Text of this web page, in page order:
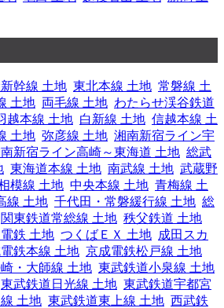
幹線 土地 東北本線 土地 常磐線 土
土地 両毛線 土地 わたらせ渓谷鉄道
越本線 土地 白新線 土地 信越本線 土
土地 弥彦線 土地 湘南新宿ライン宇
新宿ライン高崎～東海道 土地 総武
東海道本線 土地 南武線 土地 武蔵野
模線 土地 中央本線 土地 青梅線 土
線 土地 千代田・常磐緩行線 土地 総
関東鉄道常総線 土地 秩父鉄道 土地
鉄 土地 つくばＥＸ 土地 成田スカ
鉄本線 土地 京成電鉄松戸線 土地
・大師線 土地 東武鉄道小泉線 土地
東武鉄道日光線 土地 東武鉄道宇都宮
土地 東武鉄道東上線 土地 西武鉄